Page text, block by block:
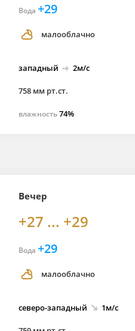
Вода +29
малооблачно
западный 2м/с
758 мм рт.ст.
влажность74%
Вечер
+27 ... +29
Вода +29
малооблачно
северо-западный 1м/с